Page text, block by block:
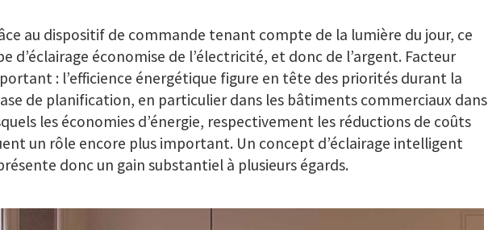
au dispositif de commande tenant compte de la lumière du jour, ce
d’éclairage économise de l’électricité, et donc de l’argent. Facteur
: l’efficience énergétique figure en tête des priorités durant la
de planification, en particulier dans les bâtiments commerciaux dans
les économies d’énergie, respectivement les réductions de coûts
un rôle encore plus important. Un concept d’éclairage intelligent
donc un gain substantiel à plusieurs égards.